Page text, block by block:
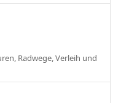
Radwege, Verleih und